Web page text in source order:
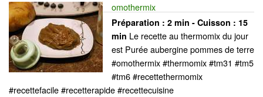
omothermix
Préparation : 2 min - Cuisson : 15
min Le recette au thermomix du jour
est Purée aubergine pommes de terre
#omothermix #thermomix #tm31 #tm5
#tm6 #recettethermomix
#recettefacile #recetterapide #recettecuisine